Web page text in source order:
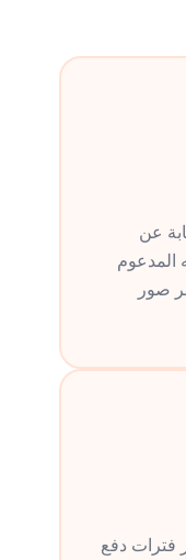
عن
المدعوم
صور
دفع